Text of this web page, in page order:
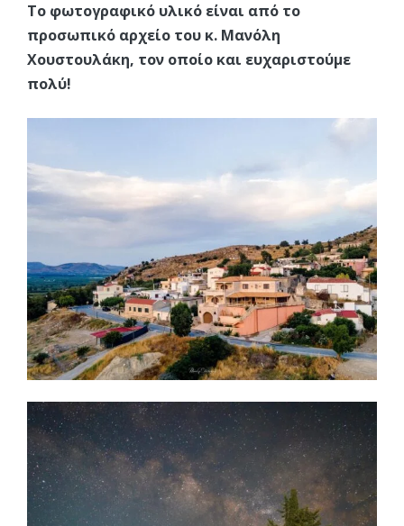
Το φωτογραφικό υλικό είναι από το
προσωπικό αρχείο του κ. Μανόλη
Χουστουλάκη, τον οποίο και ευχαριστούμε
πολύ!